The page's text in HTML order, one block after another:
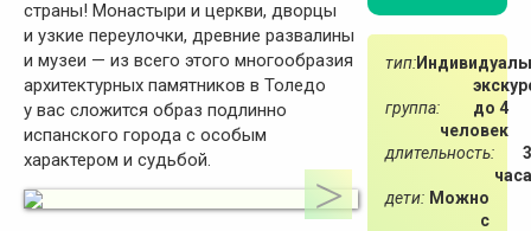
тип:
группа:
до 4
человек
длительность:
3
часа
дети: Можно
с
страны! Монастыри и церкви, дворцы
и узкие переулочки, древние развалины
и музеи — из всего этого многообразия
архитектурных памятников в Толедо
у вас сложится образ подлинно
испанского города с особым
характером и судьбой.